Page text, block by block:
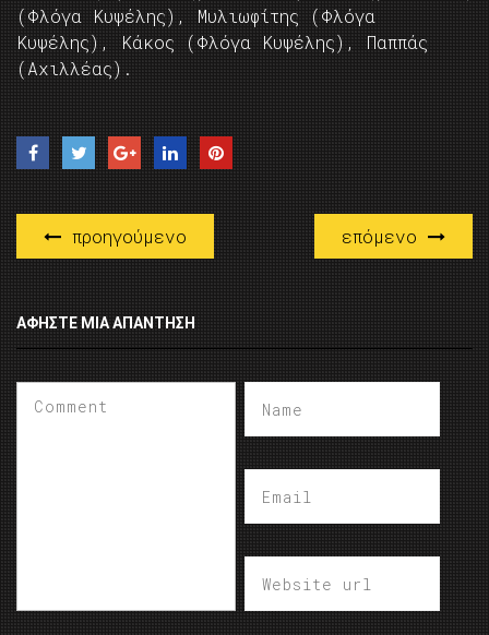
(Φλόγα Κυψέλης), Μυλιωφίτης (Φλόγα
Κυψέλης), Κάκος (Φλόγα Κυψέλης), Παππάς
(Αχιλλέας).
προηγούμενο επόμενο
ΑΦΉΣΤΕ ΜΙΑ ΑΠΆΝΤΗΣΗ